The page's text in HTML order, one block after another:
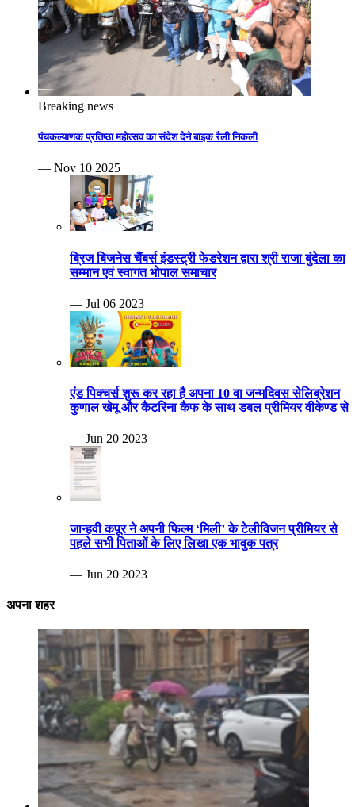
Breaking news
पंचकल्याणक प्रतिष्ठा महोत्सव का संदेश देने बाइक रैली निकली
— Nov 10 2025
ब्रिज बिजनेस चैंबर्स इंडस्ट्री फेडरेशन द्वारा श्री राजा बुंदेला का
सम्मान एवं स्वागत भोपाल समाचार
— Jul 06 2023
एंड पिक्चर्स शुरू कर रहा है अपना 10 वा जन्मदिवस सेलिब्रेशन
कुणाल खेमू और कैटरिना कैफ के साथ डबल प्रीमियर वीकेण्ड से
— Jun 20 2023
जान्हवी कपूर ने अपनी फिल्म ‘मिली’ के टेलीविजन प्रीमियर से
पहले सभी पिताओं के लिए लिखा एक भावुक पत्र
— Jun 20 2023
अपना शहर